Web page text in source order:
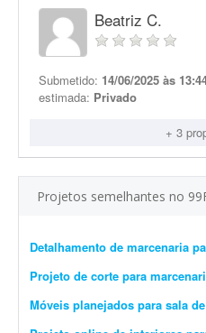
Beatriz C.
Submetido: 14/06/2025 às
estimada: Privado
+ 3
Projetos semelhantes no
Projeto de corte para